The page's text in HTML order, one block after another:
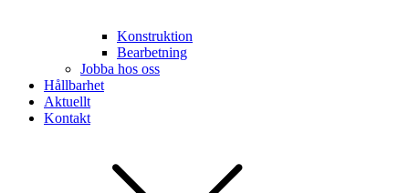
Konstruktion
Bearbetning
Jobba hos oss
Hållbarhet
Aktuellt
Kontakt